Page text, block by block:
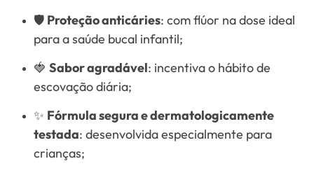
🛡️ Proteção anticáries: com flúor na dose ideal
para a saúde bucal infantil;
🍓 Sabor agradável: incentiva o hábito de
escovação diária;
✨ Fórmula segura e dermatologicamente
testada: desenvolvida especialmente para
crianças;